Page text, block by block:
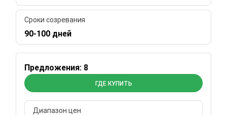
Сроки созревания
90-100 дней
Предложения: 8
ГДЕ КУПИТЬ
Диапазон цен